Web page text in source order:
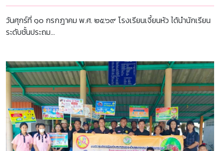
วันศุกร์ที่ ๑๐ กรกฎาคม พ.ศ. ๒๕๖๙ โรงเรียนเจี้ยนหัว ได้นำนักเรียน
ระดับชั้นประถม...